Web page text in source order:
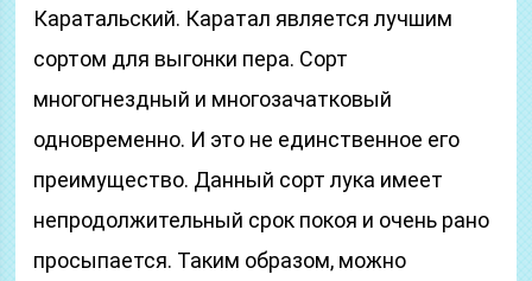
Каратальский. Каратал является лучшим
сортом для выгонки пера. Сорт
многогнездный и многозачатковый
одновременно. И это не единственное его
преимущество. Данный сорт лука имеет
непродолжительный срок покоя и очень рано
просыпается. Таким образом, можно